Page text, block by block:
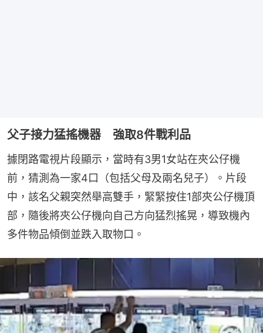
父子接力猛搖機器 強取8件戰利品
據閉路電視片段顯示，當時有3男1女站在夾公仔機
前，猜測為一家4口（包括父母及兩名兒子）。片段
中，該名父親突然舉高雙手，緊緊按住1部夾公仔機頂
部，隨後將夾公仔機向自己方向猛烈搖晃，導致機內
多件物品傾倒並跌入取物口。